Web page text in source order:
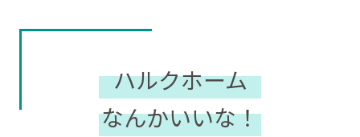
ハルクホーム
なんかいいな！